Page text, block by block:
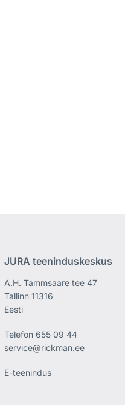
JURA teeninduskeskus
A.H. Tammsaare tee 47
Tallinn 11316
Eesti
Telefon 655 09 44
service@rickman.ee
E-teenindus